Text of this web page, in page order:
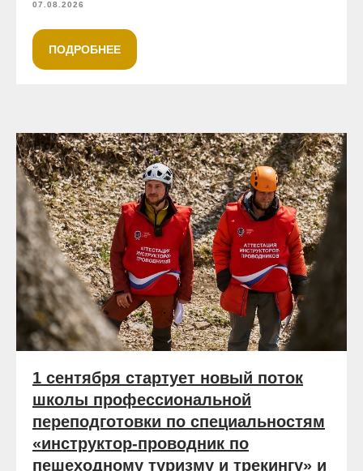
07.08.2026
ПОДРОБНЕЕ
1 сентября стартует новый поток
школы профессиональной
переподготовки по специальностям
«инструктор-проводник по
пешеходному туризму и трекингу» и